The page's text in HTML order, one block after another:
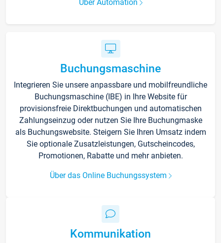
Über Automation
Buchungsmaschine
Integrieren Sie unsere anpassbare und mobilfreundliche
Buchungsmaschine (IBE) in Ihre Website für
provisionsfreie Direktbuchungen und automatischen
Zahlungseinzug oder nutzen Sie Ihre Buchungmaske
als Buchungswebsite. Steigern Sie Ihren Umsatz indem
Sie optionale Zusatzleistungen, Gutscheincodes,
Promotionen, Rabatte und mehr anbieten.
Über das Online Buchungssystem
Kommunikation